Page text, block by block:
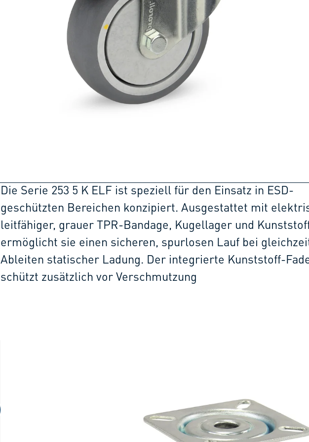
Die Serie 253 5 K ELF ist speziell für den Einsatz in ESD-
geschützten Bereichen konzipiert. Ausgestattet mit
leitfähiger, grauer TPR-Bandage, Kugellager und
ermöglicht sie einen sicheren, spurlosen Lauf bei
Ableiten statischer Ladung. Der integrierte Kunststoff-
schützt zusätzlich vor Verschmutzung